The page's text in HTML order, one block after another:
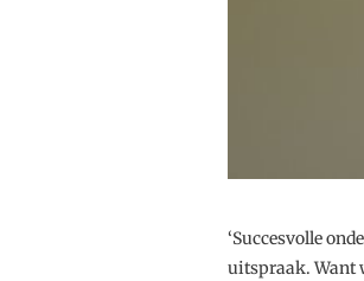
‘Succesvolle
uitspraak. Want